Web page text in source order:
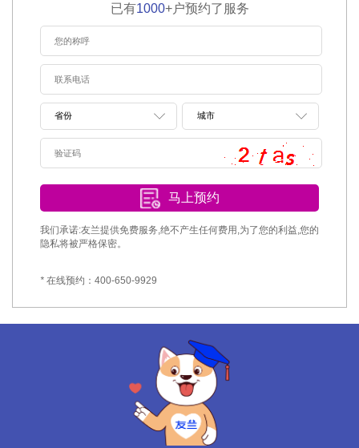
已有1000+户预约了服务
马上预约
我们承诺:友兰提供免费服务,绝不产生任何费用,为了您的利益,您的
隐私将被严格保密。
* 在线预约：400-650-9929